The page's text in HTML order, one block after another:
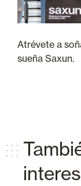
Atrévete a
sueña Saxun.